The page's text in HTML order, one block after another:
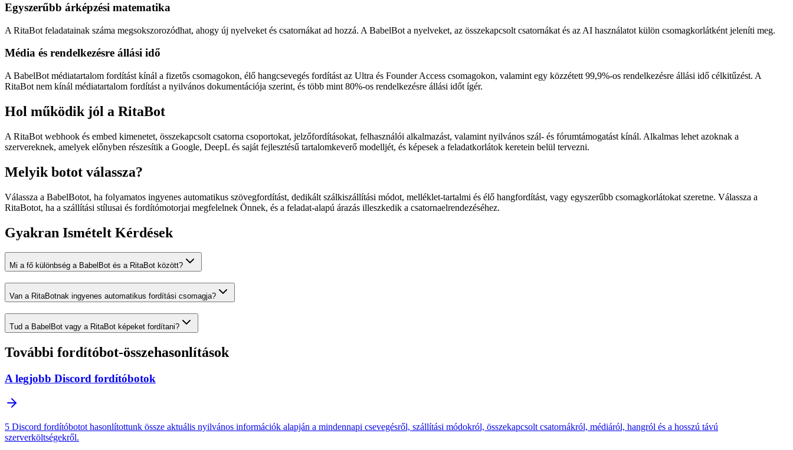
Egyszerűbb árképzési matematika
A RitaBot feladatainak száma megsokszorozódhat, ahogy új nyelveket és csatornákat ad hozzá. A BabelBot a nyelveket, az összekapcsolt csatornákat és az AI használatot külön csomagkorlátként jeleníti meg.
Média és rendelkezésre állási idő
A BabelBot médiatartalom fordítást kínál a fizetős csomagokon, élő hangcsevegés fordítást az Ultra és Founder Access csomagokon, valamint egy közzétett 99,9%-os rendelkezésre állási idő célkitűzést. A
RitaBot nem kínál médiatartalom fordítást a nyilvános dokumentációja szerint, és több mint 80%-os rendelkezésre állási időt ígér.
Hol működik jól a RitaBot
A RitaBot webhook és embed kimenetet, összekapcsolt csatorna csoportokat, jelzőfordításokat, felhasználói alkalmazást, valamint nyilvános szál- és fórumtámogatást kínál. Alkalmas lehet azoknak a
szervereknek, amelyek előnyben részesítik a Google, DeepL és saját fejlesztésű tartalomkeverő modelljét, és képesek a feladatkorlátok keretein belül tervezni.
Melyik botot válassza?
Válassza a BabelBotot, ha folyamatos ingyenes automatikus szövegfordítást, dedikált szálkiszállítási módot, melléklet-tartalmi és élő hangfordítást, vagy egyszerűbb csomagkorlátokat szeretne. Válassza a
RitaBotot, ha a szállítási stílusai és fordítómotorjai megfelelnek Önnek, és a feladat-alapú árazás illeszkedik a csatornaelrendezéséhez.
Gyakran Ismételt Kérdések
Mi a fő különbség a BabelBot és a RitaBot között?
Van a RitaBotnak ingyenes automatikus fordítási csomagja?
Tud a BabelBot vagy a RitaBot képeket fordítani?
További fordítóbot-összehasonlítások
A legjobb Discord fordítóbotok
5 Discord fordítóbotot hasonlítottunk össze aktuális nyilvános információk alapján a mindennapi csevegésről, szállítási módokról, összekapcsolt csatornákról, médiáról, hangról és a hosszú távú
szerverköltségekről.